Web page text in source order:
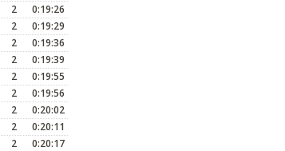
2
0:19:26
2
0:19:29
2
0:19:36
2
0:19:39
2
0:19:55
2
0:19:56
2
0:20:02
2
0:20:11
2
0:20:17